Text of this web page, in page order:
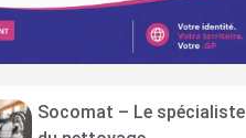
Socomat – Le spécialiste